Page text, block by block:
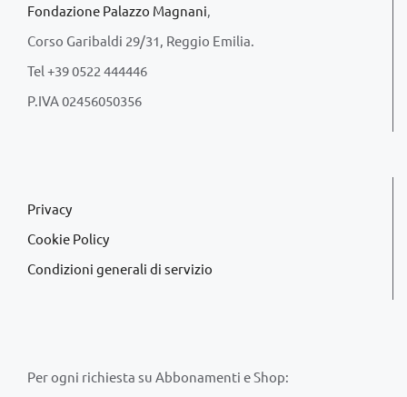
Fondazione Palazzo Magnani,
Corso Garibaldi 29/31, Reggio Emilia.
Tel +39 0522 444446
P.IVA 02456050356
Privacy
Cookie Policy
Condizioni generali di servizio
Per ogni richiesta su Abbonamenti e Shop: